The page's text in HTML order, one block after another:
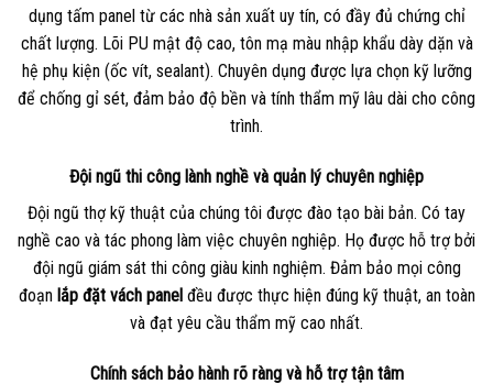
dụng tấm panel từ các nhà sản xuất uy tín, có đầy đủ chứng chỉ
chất lượng. Lõi PU mật độ cao, tôn mạ màu nhập khẩu dày dặn và
hệ phụ kiện (ốc vít, sealant). Chuyên dụng được lựa chọn kỹ lưỡng
để chống gỉ sét, đảm bảo độ bền và tính thẩm mỹ lâu dài cho công
trình.
Đội ngũ thi công lành nghề và quản lý chuyên nghiệp
Đội ngũ thợ kỹ thuật của chúng tôi được đào tạo bài bản. Có tay
nghề cao và tác phong làm việc chuyên nghiệp. Họ được hỗ trợ bởi
đội ngũ giám sát thi công giàu kinh nghiệm. Đảm bảo mọi công
đoạn lắp đặt vách panel đều được thực hiện đúng kỹ thuật, an toàn
và đạt yêu cầu thẩm mỹ cao nhất.
Chính sách bảo hành rõ ràng và hỗ trợ tận tâm